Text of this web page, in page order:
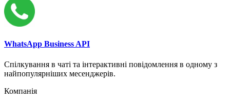
WhatsApp Business API
Спілкування в чаті та інтерактивні повідомлення в одному з
найпопулярніших месенджерів.
Компанія